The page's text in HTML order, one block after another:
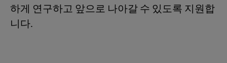
하게 연구하고 앞으로 나아갈 수 있도록 지원합
니다.